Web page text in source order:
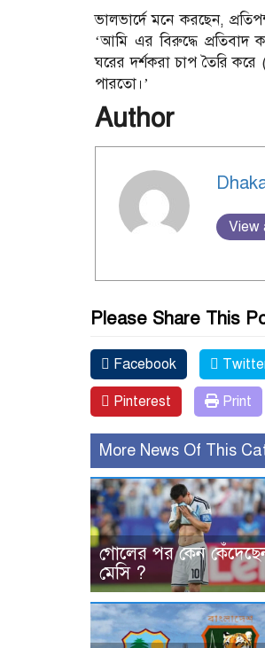
ভালভার্দে মনে করছেন,
‘আমি এর বিরুদ্ধে প্রতিবাদ
ঘরের দর্শকরা চাপ তৈরি
পারতো।’
Author
View
Please Share This
Facebook
Pinterest Print
More News Of This
গোলের পর কেন
মেসি ?